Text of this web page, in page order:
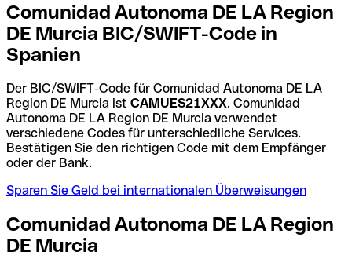
Comunidad Autonoma DE LA Region
DE Murcia BIC/SWIFT-Code in
Spanien
Der BIC/SWIFT-Code für Comunidad Autonoma DE LA
Region DE Murcia ist CAMUES21XXX. Comunidad
Autonoma DE LA Region DE Murcia verwendet
verschiedene Codes für unterschiedliche Services.
Bestätigen Sie den richtigen Code mit dem Empfänger
oder der Bank.
Sparen Sie Geld bei internationalen Überweisungen
Comunidad Autonoma DE LA Region
DE Murcia